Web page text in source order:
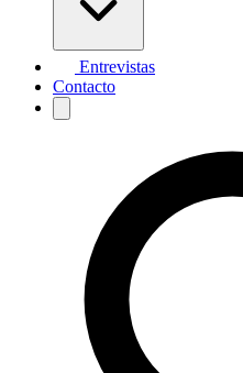
Entrevistas
Contacto